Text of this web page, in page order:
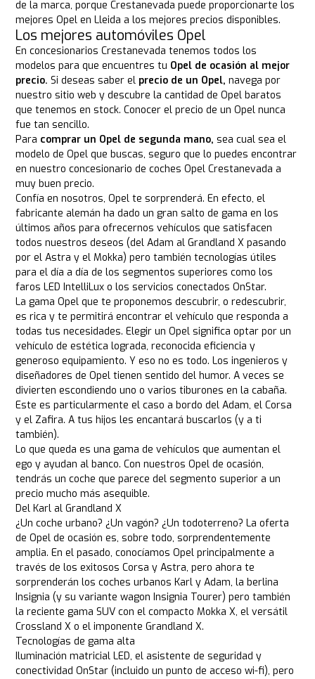
de la marca, porque Crestanevada puede proporcionarte los
mejores Opel en Lleida a los mejores precios disponibles.
Los mejores automóviles Opel
En concesionarios Crestanevada tenemos todos los
modelos para que encuentres tu Opel de ocasión al mejor
precio. Si deseas saber el precio de un Opel, navega por
nuestro sitio web y descubre la cantidad de Opel baratos
que tenemos en stock. Conocer el precio de un Opel nunca
fue tan sencillo.
Para comprar un Opel de segunda mano, sea cual sea el
modelo de Opel que buscas, seguro que lo puedes encontrar
en nuestro concesionario de coches Opel Crestanevada a
muy buen precio.
Confía en nosotros, Opel te sorprenderá. En efecto, el
fabricante alemán ha dado un gran salto de gama en los
últimos años para ofrecernos vehículos que satisfacen
todos nuestros deseos (del Adam al Grandland X pasando
por el Astra y el Mokka) pero también tecnologías útiles
para el día a día de los segmentos superiores como los
faros LED IntelliLux o los servicios conectados OnStar.
La gama Opel que te proponemos descubrir, o redescubrir,
es rica y te permitirá encontrar el vehículo que responda a
todas tus necesidades. Elegir un Opel significa optar por un
vehículo de estética lograda, reconocida eficiencia y
generoso equipamiento. Y eso no es todo. Los ingenieros y
diseñadores de Opel tienen sentido del humor. A veces se
divierten escondiendo uno o varios tiburones en la cabaña.
Este es particularmente el caso a bordo del Adam, el Corsa
y el Zafira. A tus hijos les encantará buscarlos (y a ti
también).
Lo que queda es una gama de vehículos que aumentan el
ego y ayudan al banco. Con nuestros Opel de ocasión,
tendrás un coche que parece del segmento superior a un
precio mucho más asequible.
Del Karl al Grandland X
¿Un coche urbano? ¿Un vagón? ¿Un todoterreno? La oferta
de Opel de ocasión es, sobre todo, sorprendentemente
amplia. En el pasado, conocíamos Opel principalmente a
través de los exitosos Corsa y Astra, pero ahora te
sorprenderán los coches urbanos Karl y Adam, la berlina
Insignia (y su variante wagon Insignia Tourer) pero también
la reciente gama SUV con el compacto Mokka X, el versátil
Crossland X o el imponente Grandland X.
Tecnologías de gama alta
Iluminación matricial LED, el asistente de seguridad y
conectividad OnStar (incluido un punto de acceso wi-fi), pero